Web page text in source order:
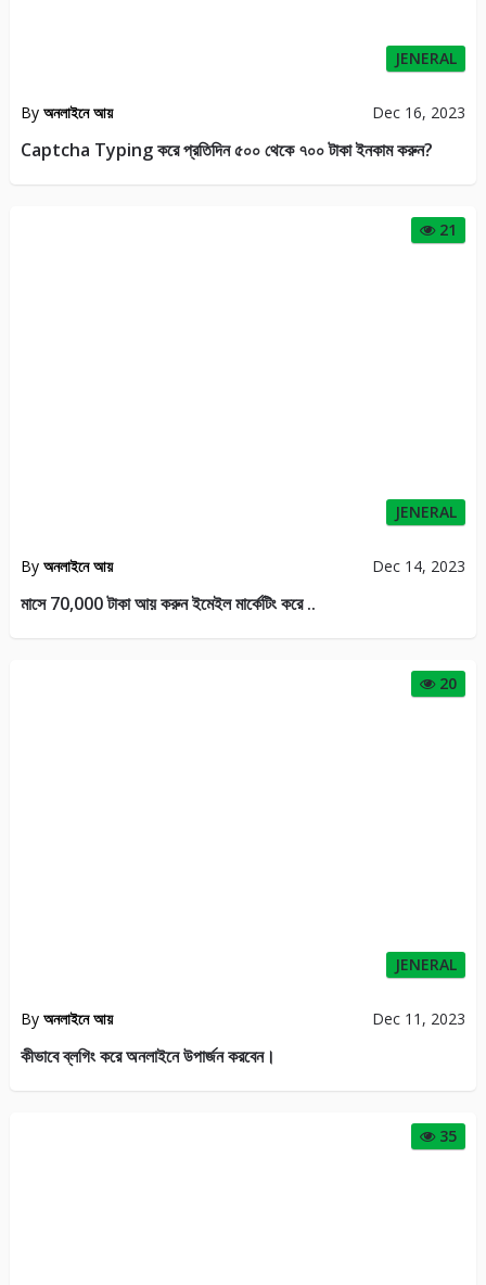
JENERAL
By অনলাইনে আয় Dec 16, 2023
Captcha Typing করে প্রতিদিন ৫০০ থেকে ৭০০ টাকা ইনকাম করুন?
21
JENERAL
By অনলাইনে আয় Dec 14, 2023
মাসে 70,000 টাকা আয় করুন ইমেইল মার্কেটিং করে ..
20
JENERAL
By অনলাইনে আয় Dec 11, 2023
কীভাবে ব্লগিং করে অনলাইনে উপার্জন করবেন।
35